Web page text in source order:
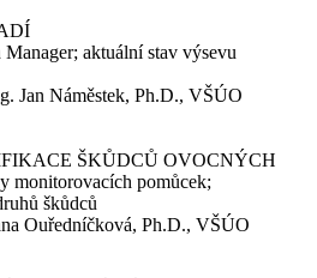
aktuální stav výsevu
Jan Náměstek, Ph.D., VŠÚO
ŠKŮDCŮ OVOCNÝCH
monitorovacích pomůcek;
škůdců
Ouředníčková, Ph.D., VŠÚO